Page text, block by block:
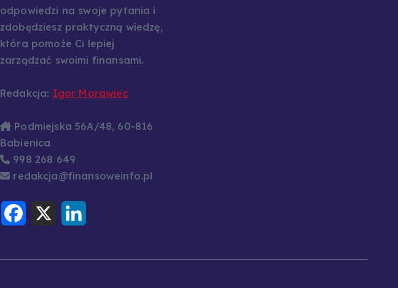
odpowiedzi na swoje pytania i
zdobędziesz praktyczną wiedzę,
która pomoże Ci lepiej
zarządzać swoimi finansami.
Redakcja: Igor Morawiec
Podmiejska 56A/48, 60-816
Babienica
998 268 649
redakcja@finansoweinfo.pl
F
c
X